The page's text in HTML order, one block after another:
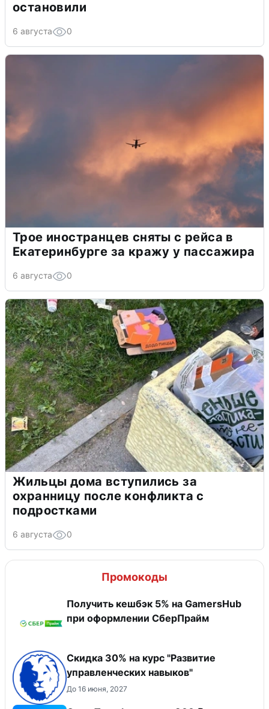
остановили
6 августа 0
Трое иностранцев сняты с рейса в
Екатеринбурге за кражу у пассажира
6 августа 0
Жильцы дома вступились за
охранницу после конфликта с
подростками
6 августа 0
Промокоды
Получить кешбэк 5% на GamersHub
при оформлении СберПрайм
Скидка 30% на курс "Развитие
управленческих навыков"
До 16 июня, 2027